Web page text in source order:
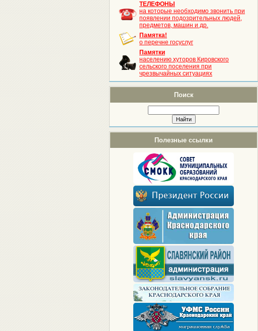
ТЕЛЕФОНЫ
на которые необходимо звонить при
появлении подозрительных людей,
предметов, машин и др.
Памятка!
о перечне госуслуг
Памятки
населению хуторов Кировского
сельского поселения при
чрезвычайных ситуациях
Поиск
Полезные ссылки